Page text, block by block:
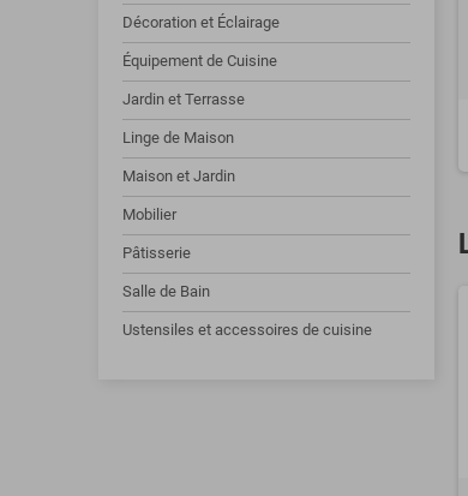
Décoration et Éclairage
Équipement de Cuisine
Jardin et Terrasse
Linge de Maison
Maison et Jardin
Mobilier
Pâtisserie
Salle de Bain
Ustensiles et accessoires de cuisine